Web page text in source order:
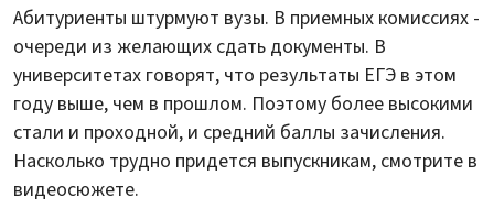
Абитуриенты штурмуют вузы. В приемных комиссиях -
очереди из желающих сдать документы. В
университетах говорят, что результаты ЕГЭ в этом
году выше, чем в прошлом. Поэтому более высокими
стали и проходной, и средний баллы зачисления.
Насколько трудно придется выпускникам, смотрите в
видеосюжете.